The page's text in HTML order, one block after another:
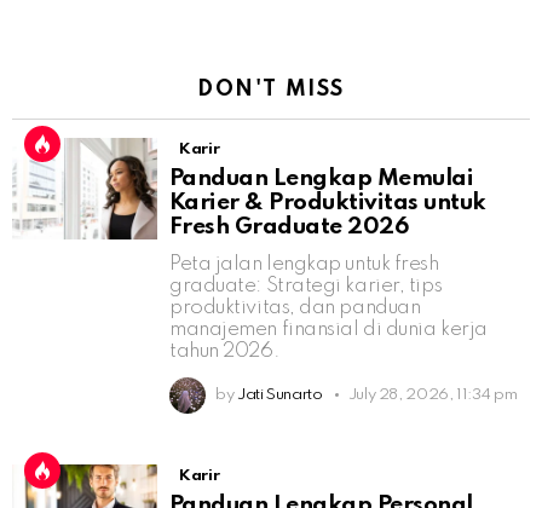
DON'T MISS
Karir
Panduan Lengkap Memulai
Karier & Produktivitas untuk
Fresh Graduate 2026
Peta jalan lengkap untuk fresh
graduate: Strategi karier, tips
produktivitas, dan panduan
manajemen finansial di dunia kerja
tahun 2026.
by Jati Sunarto July 28, 2026, 11:34 pm
Karir